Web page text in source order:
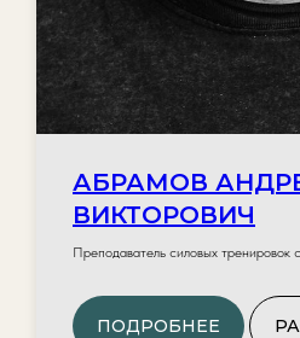
АБРАМОВ
ВИКТОРОВИЧ
Преподаватель силовых тренировок
ПОДРОБНЕЕ